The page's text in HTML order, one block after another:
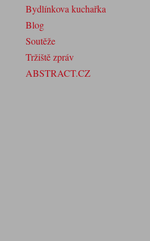
Bydlínkova kuchařka
Blog
Soutěže
Tržiště zpráv
ABSTRACT.CZ